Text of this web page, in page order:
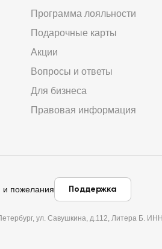
Программа лояльности
Подарочные карты
Акции
Вопросы и ответы
Для бизнеса
Правовая информация
и пожелания Поддержка
ул. Савушкина, д.112, Литера Б.